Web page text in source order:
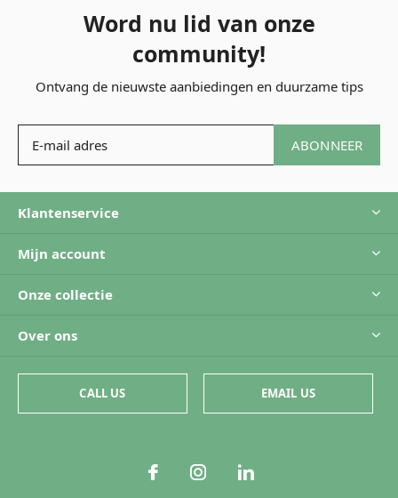
Word nu lid van onze
community!
Ontvang de nieuwste aanbiedingen en duurzame tips
ABONNEER
Klantenservice
Mijn account
Onze collectie
Over ons
CALL US EMAIL US